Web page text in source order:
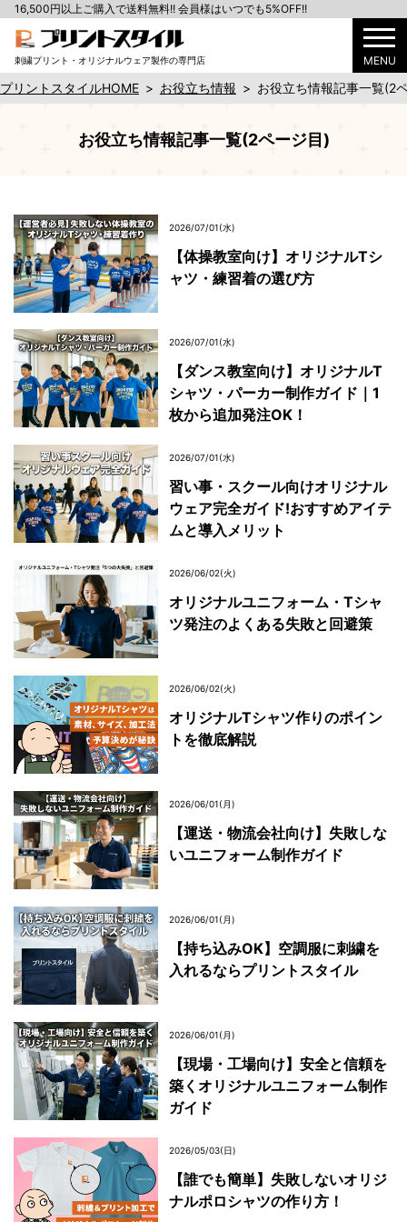
刺繍プリント・オリジナルウェア製作の専門店 MENU
16,500円以上ご購入で送料無料!! 会員様はいつでも5%OFF!!
プリントスタイルHOME > お役立ち情報 > お役立ち情報記事一覧(2
お役立ち情報記事一覧(2ページ目)
2026/07/01(水)
【体操教室向け】オリジナルTシ
ャツ・練習着の選び方
2026/07/01(水)
【ダンス教室向け】オリジナルT
シャツ・パーカー制作ガイド｜1
枚から追加発注OK！
2026/07/01(水)
習い事・スクール向けオリジナル
ウェア完全ガイド!おすすめアイテ
ムと導入メリット
2026/06/02(火)
オリジナルユニフォーム・Tシャ
ツ発注のよくある失敗と回避策
2026/06/02(火)
オリジナルTシャツ作りのポイン
トを徹底解説
2026/06/01(月)
【運送・物流会社向け】失敗しな
いユニフォーム制作ガイド
2026/06/01(月)
【持ち込みOK】空調服に刺繍を
入れるならプリントスタイル
2026/06/01(月)
【現場・工場向け】安全と信頼を
築くオリジナルユニフォーム制作
ガイド
2026/05/03(日)
【誰でも簡単】失敗しないオリジ
ナルポロシャツの作り方！